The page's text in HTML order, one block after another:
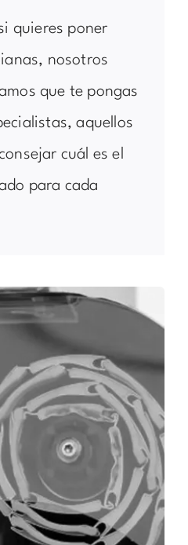
quieres poner
nosotros
que te pongas
aquellos
cuál es el
para cada